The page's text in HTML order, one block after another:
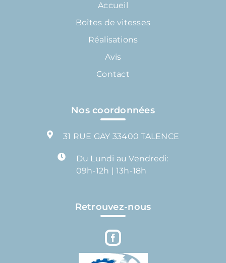
Accueil
Boîtes de vitesses
Réalisations
Avis
Contact
Nos coordonnées
31 RUE GAY 33400 TALENCE
Du Lundi au Vendredi:
09h-12h | 13h-18h
Retrouvez-nous